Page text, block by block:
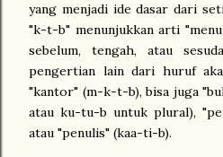
yang menjadi ide dasar dari
"k-t-b" menunjukkan arti
sebelum, tengah, atau
pengertian lain dari huruf
"kantor" (m-k-t-b), bisa juga
atau ku-tu-b untuk plural),
atau "penulis" (kaa-ti-b).